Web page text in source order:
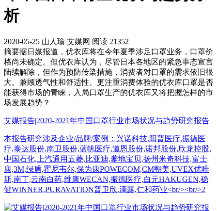
析
2020-05-25 山人瑜 艾媒网 阅读 21352
摘要据日媒报道，优衣库将在今年夏季涉足口罩业务，口罩价
格尚未确定。但优衣库认为，尽管日本各地区的紧急事态宣言
陆续解除，但作为预防传染措施，消费者对口罩的需求依旧很
大。兼顾透气性和舒适性、更注重消费体验的优衣库口罩是否
能获得市场的青睐，入局口罩生产的优衣库又将把握怎样的市
场发展趋势？
艾媒报告|2020-2021年中国口罩行业市场状况与趋势研究报告
本报告研究涉及企业/品牌/案例：兴诺科技,阳普医疗,振德医
疗,泰达股份,南卫股份,蓝帆医疗,道恩股份,诺邦股份,欣龙控股,
中国石化,上汽通用五菱,比亚迪,爹地宝贝,扬州米奇科技,富士
康,3M,绿盾,霍尼韦尔,保为康POWECOM,CM朝美,UVEX优唯
斯,南丁,云南白药,维康WECAN,振德医疗,白元HAKUGEN,稳
健WINNER,PURAVATION普卫欣,滴露,仁和药业<br/><br/>2